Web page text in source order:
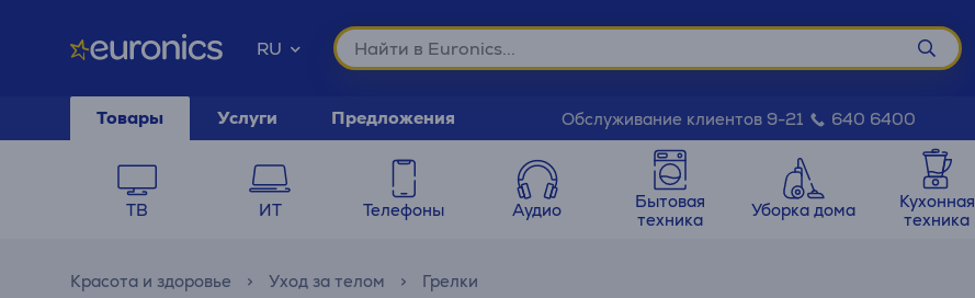
RU
Товары Услуги Предложения Обслуживание клиентов 9-21 640 6400
ТВ ИТ Телефоны Аудио
Бытовая
техника
Уборка дома
Кухонная
техника
Красота и здоровье Уход за телом Грелки